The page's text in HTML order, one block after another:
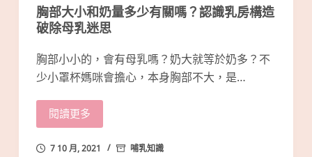
胸部大小和奶量多少有關嗎？認識乳房構造
破除母乳迷思
胸部小小的，會有母乳嗎？奶大就等於奶多？不
少小罩杯媽咪會擔心，本身胸部不大，是…
閱讀更多
7 10 月, 2021 哺乳知識